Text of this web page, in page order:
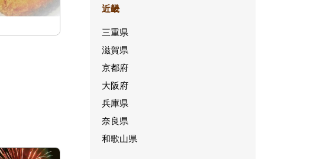
近畿
三重県
滋賀県
京都府
大阪府
兵庫県
奈良県
和歌山県